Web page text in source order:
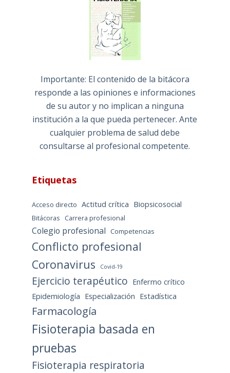
Importante: El contenido de la bitácora
responde a las opiniones e informaciones
de su autor y no implican a ninguna
institución a la que pueda pertenecer. Ante
cualquier problema de salud debe
consultarse al profesional competente.
Etiquetas
Acceso directo Actitud crítica Biopsicosocial
Bitácoras Carrera profesional
Colegio profesional Competencias
Conflicto profesional
Coronavirus
Covid-19
Ejercicio terapéutico Enfermo crítico
Epidemiología Especialización Estadística
Farmacología
Fisioterapia basada en
pruebas
Fisioterapia respiratoria